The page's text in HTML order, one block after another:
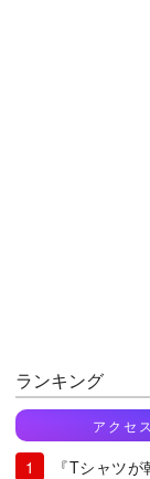
ランキング
アクセ
『Tシャツ